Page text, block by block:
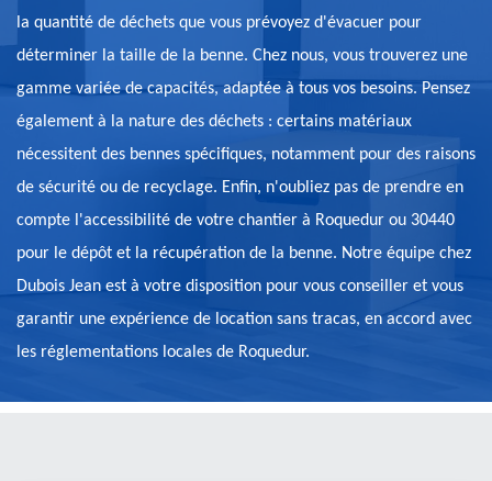
la quantité de déchets que vous prévoyez d'évacuer pour
déterminer la taille de la benne. Chez nous, vous trouverez une
gamme variée de capacités, adaptée à tous vos besoins. Pensez
également à la nature des déchets : certains matériaux
nécessitent des bennes spécifiques, notamment pour des raisons
de sécurité ou de recyclage. Enfin, n'oubliez pas de prendre en
compte l'accessibilité de votre chantier à Roquedur ou 30440
pour le dépôt et la récupération de la benne. Notre équipe chez
Dubois Jean est à votre disposition pour vous conseiller et vous
garantir une expérience de location sans tracas, en accord avec
les réglementations locales de Roquedur.